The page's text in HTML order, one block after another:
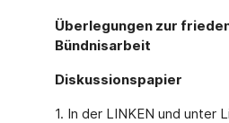
Überlegungen zur
Bündnisarbeit
Diskussionspapier
1. In der LINKEN und unter